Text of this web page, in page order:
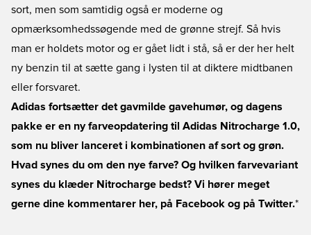
sort, men som samtidig også er moderne og
opmærksomhedssøgende med de grønne strejf. Så hvis
man er holdets motor og er gået lidt i stå, så er der her helt
ny benzin til at sætte gang i lysten til at diktere midtbanen
eller forsvaret.
Adidas fortsætter det gavmilde gavehumør, og dagens
pakke er en ny farveopdatering til Adidas Nitrocharge 1.0,
som nu bliver lanceret i kombinationen af sort og grøn.
Hvad synes du om den nye farve? Og hvilken farvevariant
synes du klæder Nitrocharge bedst? Vi hører meget
gerne dine kommentarer her, på Facebook og på Twitter.*